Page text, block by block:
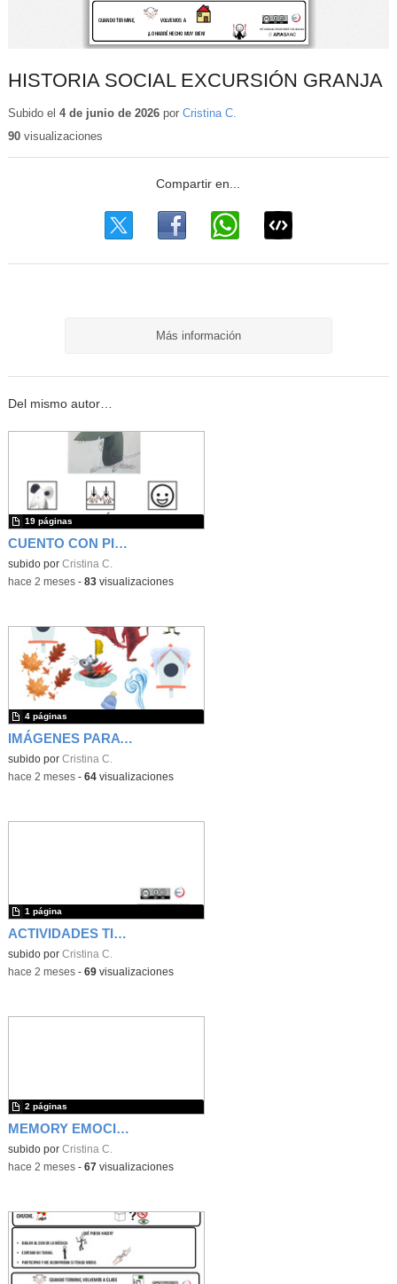
HISTORIA SOCIAL EXCURSIÓN GRANJA
Subido el 4 de junio de 2026por Cristina C.
90visualizaciones
Más información
Del mismo autor…
CUENTO CON PICTOGRAMAS GRISELA
subido por Cristina C.
19 páginas
-hace 2 meses- 83visualizaciones
IMÁGENES PARA MESA DE LUZ
subido por Cristina C.
4 páginas
-hace 2 meses- 64visualizaciones
ACTIVIDADES TIPO CUENTO GRISELA
subido por Cristina C.
1 página
-hace 2 meses- 69visualizaciones
MEMORY EMOCIONES
subido por Cristina C.
2 páginas
-hace 2 meses- 67visualizaciones